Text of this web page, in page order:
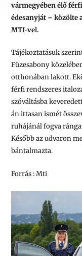
vármegyében élő
édesanyját – közölte
MTI-vel.
Tájékoztatásuk
Füzesabony
otthonában lakott.
férfi rendszeres
szóváltásba
án ittasan ismét
ruhájánál fogva
Később az udvaron
bántalmazta.
Forrás : Mti